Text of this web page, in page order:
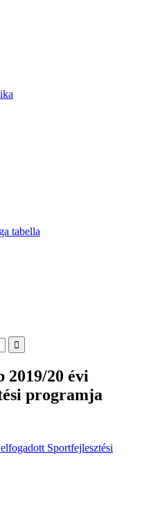
tabella
2019/20 évi
programja
Sportfejlesztési